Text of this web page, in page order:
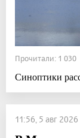
Прочитали: 1
Синоптики
11:56, 5 авг 2026